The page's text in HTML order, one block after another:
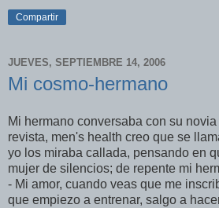
Compartir
JUEVES, SEPTIEMBRE 14, 2006
Mi cosmo-hermano
Mi hermano conversaba con su
revista, men's health creo que se
yo los miraba callada, pensando en
mujer de silencios; de repente mi
- Mi amor, cuando veas que me
que empiezo a entrenar, salgo a